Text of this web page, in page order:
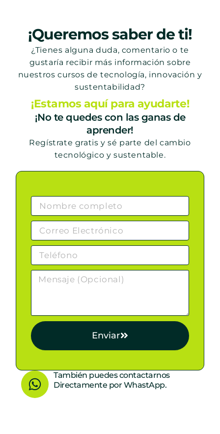
¡Queremos saber de ti!
¿Tienes alguna duda, comentario o te
gustaría recibir más información sobre
nuestros cursos de tecnología, innovación y
sustentabilidad?
¡Estamos aquí para ayudarte!
¡No te quedes con las ganas de
aprender!
Regístrate gratis y sé parte del cambio
tecnológico y sustentable.
Enviar
W
h
También puedes contactarnos
Directamente por WhastApp.